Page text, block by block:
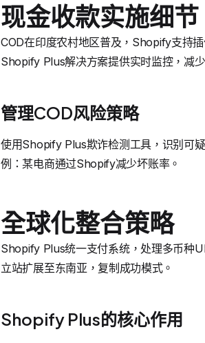
现金收款实施细节
COD在印度农村地区普及，Shopify支持
Shopify Plus解决方案提供实时监控，减
管理COD风险策略
使用Shopify Plus欺诈检测工具，识别可
例：某电商通过Shopify减少坏账率。
全球化整合策略
Shopify Plus统一支付系统，处理多币种
立站扩展至东南亚，复制成功模式。
Shopify Plus的核心作用